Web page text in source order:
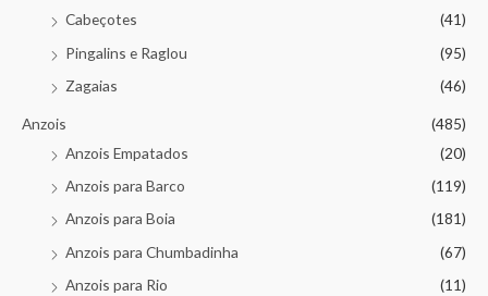
Cabeçotes
(41)
Pingalins e Raglou
(95)
Zagaias
(46)
Anzois
(485)
Anzois Empatados
(20)
Anzois para Barco
(119)
Anzois para Boia
(181)
Anzois para Chumbadinha
(67)
Anzois para Rio
(11)